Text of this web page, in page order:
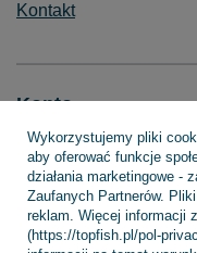
Kontakt
Konto
Regulaminy
Wykorzystujemy pliki
aby oferować funkcje
działania marketingowe -
Zaufanych Partnerów.
reklam. Więcej informacji
(https://topfish.pl/pol-